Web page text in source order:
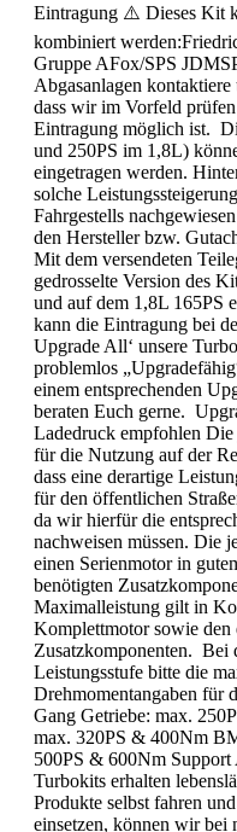
Eintragung ⚠️ Dieses Kit
kombiniert
Gruppe AFox/SPS
Abgasanlagen
dass wir im Vorfeld
Eintragung möglich ist.
und 250PS im 1,8L)
eingetragen werden.
solche
Fahrgestells
den Hersteller bzw.
Mit dem versendeten
gedrosselte Version des
und auf dem 1,8L 165PS
kann die Eintragung bei
Upgrade All‘ unsere
problemlos
einem entsprechenden
beraten Euch gerne.
Ladedruck empfohlen
für die Nutzung auf der
dass eine derartige
für den öffentlichen
da wir hierfür die
nachweisen müssen. Die
einen Serienmotor in
benötigten
Maximalleistung gilt in
Komplettmotor sowie den
Zusatzkomponenten. Bei
Leistungsstufe bitte die
Drehmomentangaben für
Gang Getriebe: max.
max. 320PS & 400Nm
500PS & 600Nm
Turbokits erhalten
Produkte selbst fahren
einsetzen, können wir bei